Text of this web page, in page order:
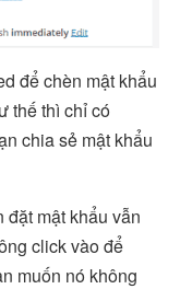
để chèn mật khẩu
thế thì chỉ có
chia sẻ mật khẩu
mật khẩu vẫn
click vào để
muốn nó không